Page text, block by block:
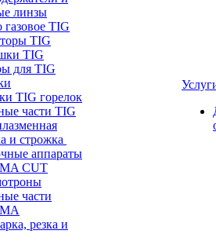
линзы
TIG
TIG
TIG
для TIG
TIG горелок
части TIG
и строжка
аппараты
CUT
части
резка и